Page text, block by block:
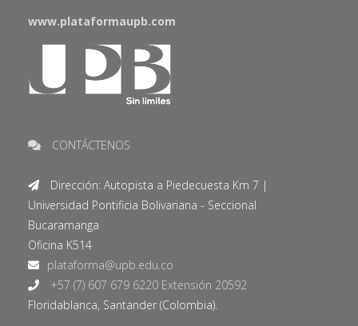
www.plataformaupb.com
CONTÁCTENOS
Dirección: Autopista a Piedecuesta Km 7 |
Universidad Pontificia Bolivariana - Seccional
Bucaramanga
Oficina K514
+57 (7) 607 679 6220 Extensión 20592
Floridablanca, Santander (Colombia).